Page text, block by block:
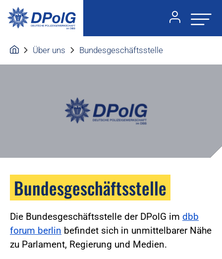
Über uns Bundesgeschäftsstelle
Bundesgeschäftsstelle
Die Bundesgeschäftsstelle der DPolG im dbb
forum berlin befindet sich in unmittelbarer Nähe
zu Parlament, Regierung und Medien.